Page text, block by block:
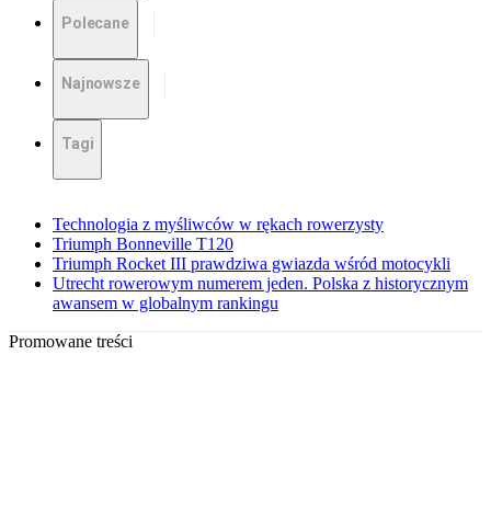
Polecane
Najnowsze
Tagi
Technologia z myśliwców w rękach rowerzysty
Triumph Bonneville T120
Triumph Rocket III prawdziwa gwiazda wśród motocykli
Utrecht rowerowym numerem jeden. Polska z historycznym
awansem w globalnym rankingu
Promowane treści